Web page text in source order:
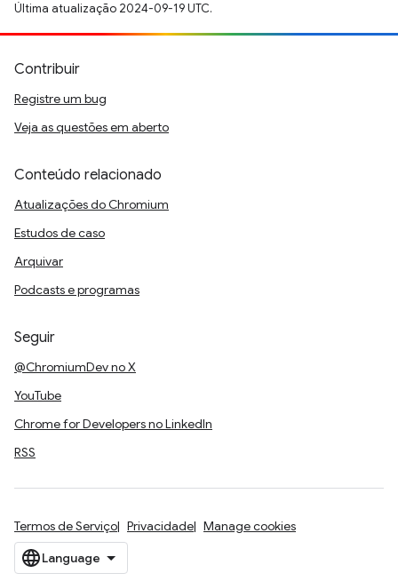
Última atualização 2024-09-19 UTC.
Contribuir
Registre um bug
Veja as questões em aberto
Conteúdo relacionado
Atualizações do Chromium
Estudos de caso
Arquivar
Podcasts e programas
Seguir
@ChromiumDev no X
YouTube
Chrome for Developers no LinkedIn
RSS
Termos de Serviço Privacidade Manage cookies